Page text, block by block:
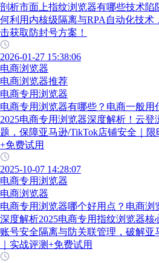
剖析市面上指纹浏览器有哪些技术陷
何利用内核级隔离与RPA自动化技术
击获取防封号方案！
2026-01-27 15:38:06
电商浏览器
电商浏览器推荐
电商专用浏览器
电商专用浏览器有哪些？电商一般用
2025电商专用浏览器深度解析！云
题，保障亚马逊/TikTok店铺安全｜限
+免费试用
2025-10-07 14:28:07
电商专用浏览器
电商浏览器
电商专用浏览器哪个好用点？电商浏
深度解析2025电商专用指纹浏览器
账号安全隔离与防关联管理，破解亚
｜实战评测+免费试用